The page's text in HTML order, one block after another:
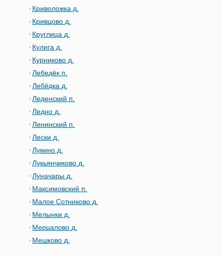
Криволожка д.
Кривцово д.
Круглица д.
Кулига д.
Курниково д.
Лебедёк п.
Лебёдка д.
Леденский п.
Ледно д.
Ленинский п.
Лески д.
Лукино д.
Лукьянчиково д.
Луначары д.
Максимовский п.
Малое Сотниково д.
Мелынки д.
Мерцалово д.
Мешково д.